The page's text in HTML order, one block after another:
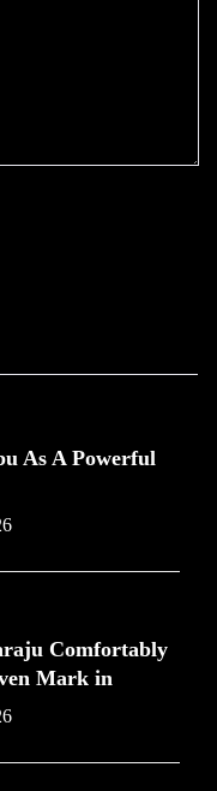
As A Powerful
Comfortably
Mark in